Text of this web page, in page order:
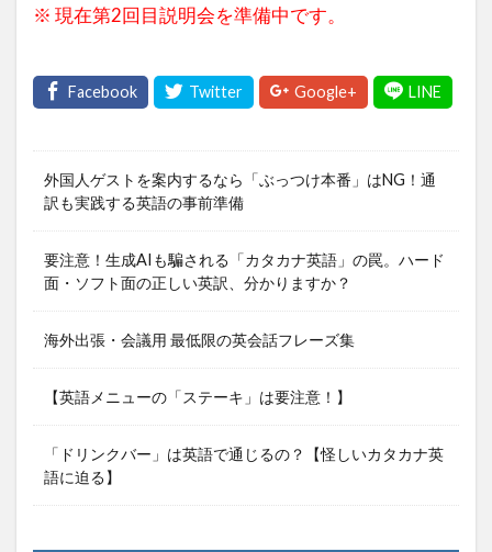
※ 現在第2回目説明会を準備中です。
外国人ゲストを案内するなら「ぶっつけ本番」はNG！通
訳も実践する英語の事前準備
要注意！生成AIも騙される「カタカナ英語」の罠。ハード
面・ソフト面の正しい英訳、分かりますか？
海外出張・会議用 最低限の英会話フレーズ集
【英語メニューの「ステーキ」は要注意！】
「ドリンクバー」は英語で通じるの？【怪しいカタカナ英
語に迫る】